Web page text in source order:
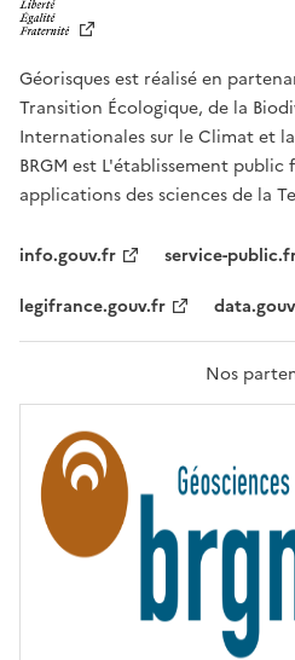
Géorisques est réalisé en
Transition Écologique, de la
Internationales sur le Climat et
BRGM est L'établissement public
applications des sciences de la
info.gouv.fr
service-
legifrance.gouv.fr
Nos